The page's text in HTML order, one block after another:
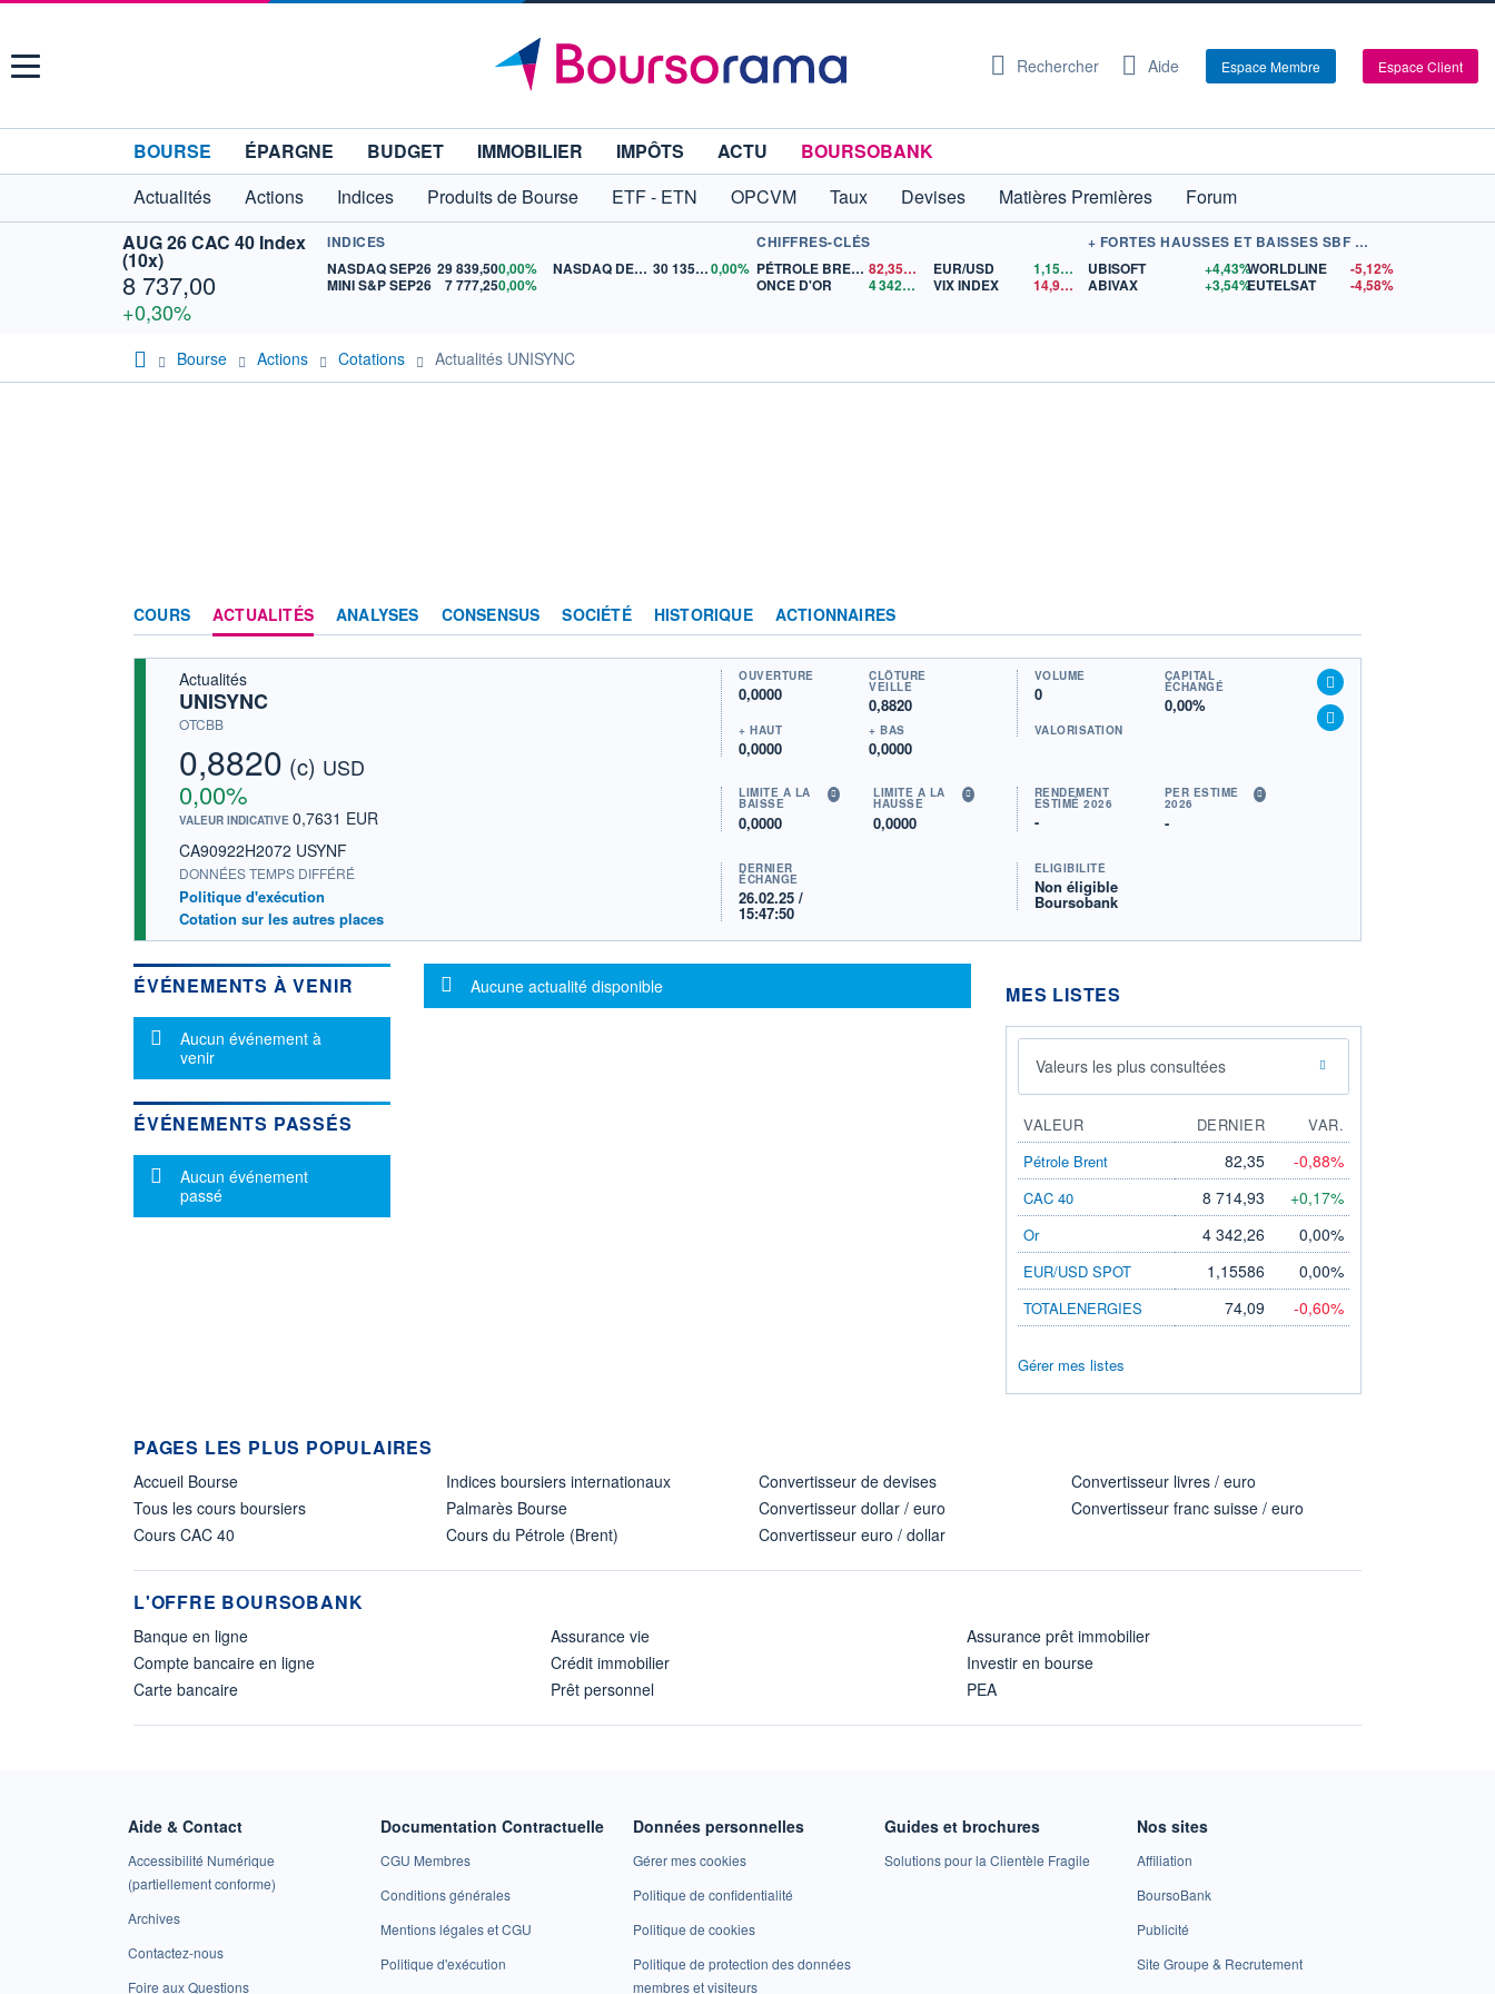
Menu Rechercher Aide Espace Membre Espace Client
BOURSE ÉPARGNE BUDGET IMMOBILIER IMPÔTS ACTU
BOURSOBANK
Actualités
Actions Indices Produits de Bourse ETF - ETN OPCVM Taux Devises Matières Premières
Forum
AUG 26 CAC 40 Index
(10x)
8 737,00
+0,30%
INDICES
NASDAQ SEP26 29 839,500,00%
MINI S&P SEP26
7 777,250,00%
NASDAQ DEC26 30 135,000,00%
CHIFFRES-CLÉS
PÉTROLE BRENT
82,35
$US
ONCE D'OR
4 342,26 $US
EUR/USD 1,1559
$US
VIX INDEX
14,90$US
+ FORTES HAUSSES ET BAISSES SBF 120
UBISOFT
+4,43%
ABIVAX
+3,54%
WORLDLINE
-5,12%
EUTELSAT
-4,58%
Bourse Actions Cotations Actualités UNISYNC
COURS ACTUALITÉS ANALYSES CONSENSUS SOCIÉTÉ HISTORIQUE ACTIONNAIRES
Actualités
UNISYNC
OTCBB
0,8820 (c) USD
0,00%
VALEUR INDICATIVE 0,7631 EUR
CA90922H2072 USYNF
DONNÉES TEMPS DIFFÉRÉ
Politique d'exécution
Cotation sur les autres places
OUVERTURE
0,0000
CLÔTURE
VEILLE
0,8820
+ HAUT
0,0000
+ BAS
0,0000
VOLUME
0
CAPITAL
ÉCHANGÉ
0,00%
VALORISATION
LIMITE À LA
BAISSE
0,0000
LIMITE À LA
HAUSSE
0,0000
RENDEMENT
ESTIMÉ 2026
-
PER ESTIMÉ
2026
-
DERNIER
ÉCHANGE
26.02.25 /
15:47:50
ÉLIGIBILITÉ
Non éligible
Boursobank
ÉVÉNEMENTS À VENIR
Message d'information
Aucun événement à
venir
ÉVÉNEMENTS PASSÉS
Message d'information
Aucun événement
passé
Message d'information
Aucune actualité disponible MES LISTES
Valeurs les plus consultées
VALEUR DERNIER
VAR.
Pétrole Brent
82,35 -0,88%
CAC 40 8 714,93 +0,17%
Or 4 342,26 0,00%
EUR/USD SPOT 1,15586 0,00%
TOTALENERGIES 74,09 -0,60%
Gérer mes listes
PAGES LES PLUS POPULAIRES
Accueil Bourse
Tous les cours boursiers
Cours CAC 40
Indices boursiers internationaux
Palmarès Bourse
Cours du Pétrole (Brent)
Convertisseur de devises
Convertisseur dollar / euro
Convertisseur euro / dollar
Convertisseur livres / euro
Convertisseur franc suisse / euro
L'OFFRE BOURSOBANK
Banque en ligne
Compte bancaire en ligne
Carte bancaire
Assurance vie
Crédit immobilier
Prêt personnel
Assurance prêt immobilier
Investir en bourse
PEA
Aide & Contact
Accessibilité Numérique
(partiellement conforme)
Archives
Contactez-nous
Foire aux Questions
Documentation Contractuelle
CGU Membres
Conditions générales
Mentions légales et CGU
Politique d'exécution
Données personnelles
Gérer mes cookies
Politique de confidentialité
Politique de cookies
Politique de protection des données
membres et visiteurs
Guides et brochures
Solutions pour la Clientèle Fragile
Nos sites
Affiliation
BoursoBank
Publicité
Site Groupe & Recrutement